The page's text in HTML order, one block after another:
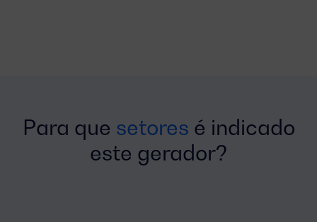
Para que setores é indicado
este gerador?